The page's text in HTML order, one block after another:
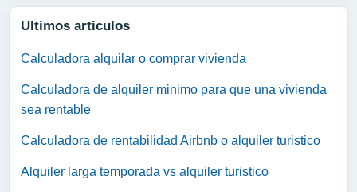
Ultimos articulos
Calculadora alquilar o comprar vivienda
Calculadora de alquiler minimo para que una vivienda
sea rentable
Calculadora de rentabilidad Airbnb o alquiler turistico
Alquiler larga temporada vs alquiler turistico